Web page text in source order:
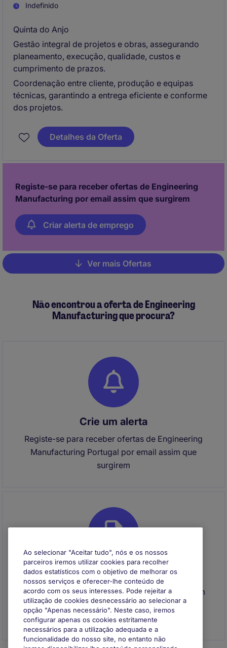
Indefinido
Quinta do Anjo
Gestão integral de projetos e obras, assegurando
planeamento, execução, qualidade, custos e
cumprimento de prazos.
Coordenação entre cliente, produção e equipas
técnicas, garantindo a entrega eficiente e conforme
dos projetos.
Detalhes da Oferta
Registe-se para receber ofertas de Engineering
Manufacturing por email assim que surgirem
Criar alerta de emprego
Pagination
Ver mais Ofertas
Não encontrou a oferta de Engineering
Manufacturing que procura?
Crie um alerta
Registe-se para receber ofertas de Engineering
Manufacturing Portugal por email assim que
surgirem
Envie o seu CV
Envie o seu CV para se registar e entraremos em
contacto consigo quando surgir uma
oportunidade que se adeque ao seu perfil
Ao selecionar "Aceitar tudo", nós e os nossos
parceiros iremos utilizar cookies para recolher
dados estatísticos com o objetivo de melhorar os
nossos serviços e oferecer-lhe conteúdo de
acordo com os seus interesses. Pode rejeitar a
utilização de cookies desnecessário ao selecionar a
opção "Apenas necessário". Neste caso, iremos
configurar apenas os cookies estritamente
necessários para a utilização adequada e a
funcionalidade do nosso site, no entanto não